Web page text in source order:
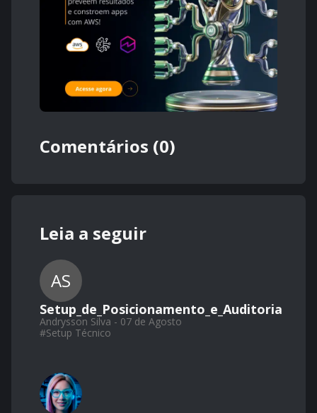
Comentários (0)
Leia a seguir
AS
Setup_de_Posicionamento_e_Auditoria
Andrysson Silva - 07 de Agosto
#Setup Técnico